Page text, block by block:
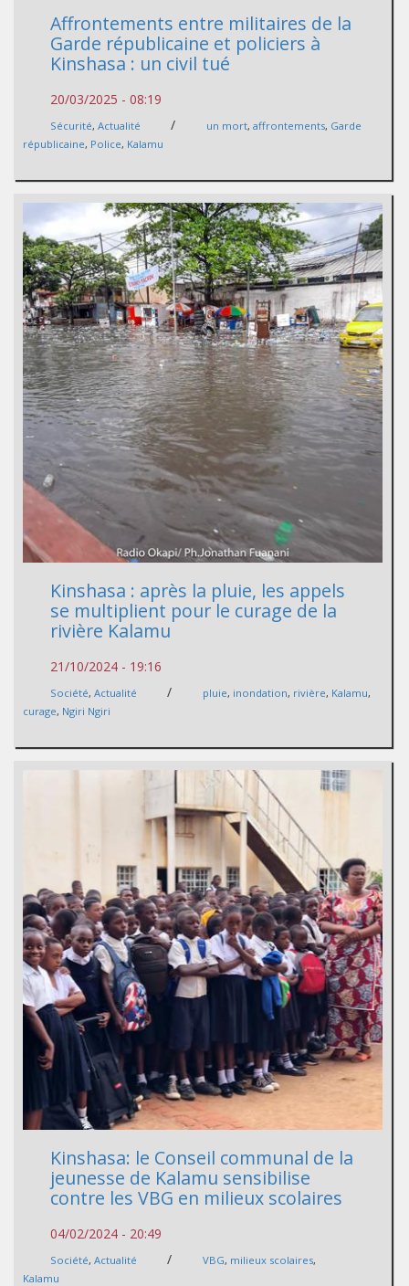
Affrontements entre militaires de la
Garde républicaine et policiers à
Kinshasa : un civil tué
20/03/2025 - 08:19
Sécurité, Actualité / un mort, affrontements, Garde
républicaine, Police, Kalamu
Kinshasa : après la pluie, les appels
se multiplient pour le curage de la
rivière Kalamu
21/10/2024 - 19:16
Société, Actualité / pluie, inondation, rivière, Kalamu,
curage, Ngiri Ngiri
Kinshasa: le Conseil communal de la
jeunesse de Kalamu sensibilise
contre les VBG en milieux scolaires
04/02/2024 - 20:49
Société, Actualité / VBG, milieux scolaires,
Kalamu